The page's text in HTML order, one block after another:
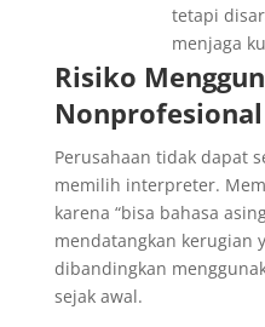
tetapi
menjaga
Risiko
Nonprofesional
Perusahaan tidak dapat
memilih interpreter.
karena “bisa bahasa
mendatangkan kerugian
dibandingkan
sejak awal.